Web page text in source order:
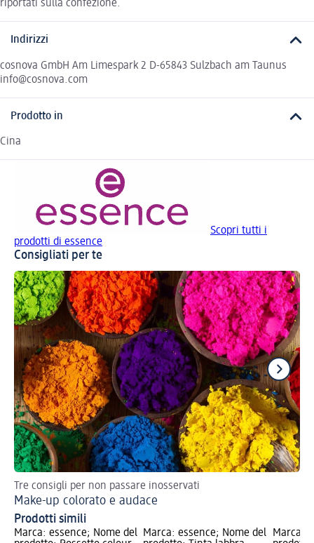
riportati sulla confezione.
Indirizzi
cosnova GmbH Am Limespark 2 D-65843 Sulzbach am Taunus
info@cosnova.com
Prodotto in
Cina
Scopri tutti i
prodotti di essence
Consigliati per te
Tre consigli per non passare inosservati
Make-up colorato e audace
Prodotti simili
Marca: essence; Nome del
Marca: essence; Nome del
Marca: